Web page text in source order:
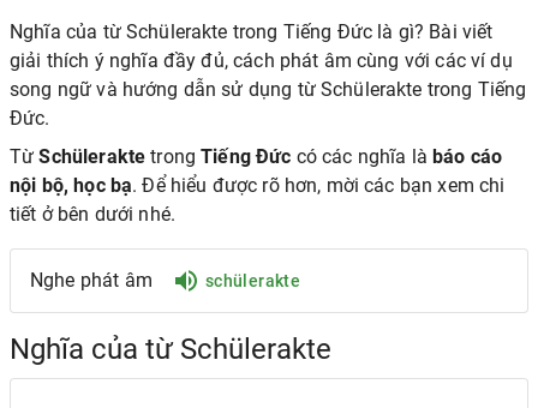
Nghĩa của từ Schülerakte trong Tiếng Đức là gì? Bài viết
giải thích ý nghĩa đầy đủ, cách phát âm cùng với các ví dụ
song ngữ và hướng dẫn sử dụng từ Schülerakte trong Tiếng
Đức.
TừSchülerakte trongTiếng Đức có các nghĩa làbáo cáo
nội bộ, học bạ. Để hiểu được rõ hơn, mời các bạn xem chi
tiết ở bên dưới nhé.
Nghe phát âm schülerakte
Nghĩa của từ Schülerakte